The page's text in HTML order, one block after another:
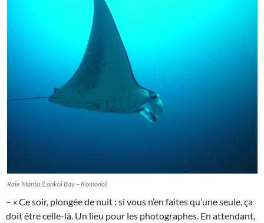
Raie Manta (Lankoi Bay – Komodo)
– « Ce soir, plongée de nuit : si vous n’en faites qu’une seule, ça
doit être celle-là. Un lieu pour les photographes. En attendant,